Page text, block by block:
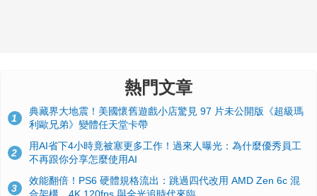
熱門文章
1
典藏界大地震！美國懷舊遊戲小店驚見 97 片未公開版《超級瑪
利歐兄弟》變體任天堂卡帶
2
用AI省下4小時竟被塞更多工作！過來人曝光：為什麼優秀員工
不再跟你分享怎麼使用AI
3
效能翻倍！PS6 硬體規格流出：跳過四代改用 AMD Zen 6c 混